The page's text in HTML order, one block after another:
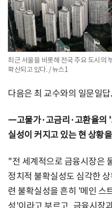
최근 서울을 비롯해 전국 주요 도시의
확산되고 있다. / 뉴스1
다음은 최 교수와의 일문일답.
―고물가·고금리·고환율의
실성이 커지고 있는 현 상황
"전 세계적으로 금융시장은
정치적 불확실성도 심각한
련 불확실성을 흔히 '메인